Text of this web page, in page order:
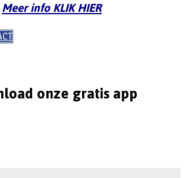
Meer info KLIK HIER
onze gratis app